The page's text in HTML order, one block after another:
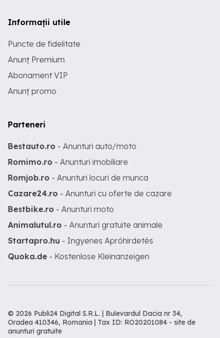
Informații utile
Puncte de fidelitate
Anunț Premium
Abonament VIP
Anunț promo
Parteneri
Bestauto.ro - Anunturi auto/moto
Romimo.ro - Anunturi imobiliare
Romjob.ro - Anunturi locuri de munca
Cazare24.ro - Anunturi cu oferte de cazare
Bestbike.ro - Anunturi moto
Animalutul.ro - Anunturi gratuite animale
Startapro.hu - Ingyenes Apróhirdetés
Quoka.de - Kostenlose Kleinanzeigen
© 2026 Publi24 Digital S.R.L. | Bulevardul Dacia nr 34,
Oradea 410346, Romania | Tax ID: RO20201084 - site de
anunturi gratuite